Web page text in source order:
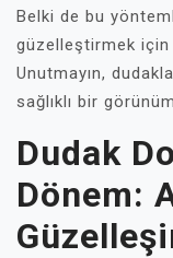
Belki de bu
güzelleştirmek
Unutmayın,
sağlıklı bir
Dudak
Dönem: